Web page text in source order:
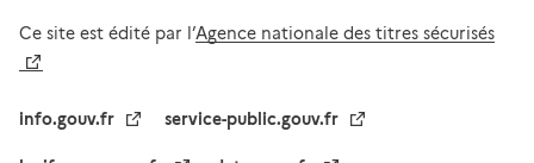
Ce site est édité par l’Agence nationale des titres sécurisés
info.gouv.fr service-public.gouv.fr